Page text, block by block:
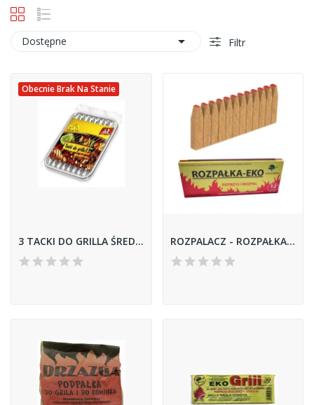
Dostępne  Filtr
Obecnie Brak Na Stanie
3 TACKI DO GRILLA ŚRED-sarantis ROZPALACZ - ROZPAŁKA EKO Z POTARKĄ 12 SZT